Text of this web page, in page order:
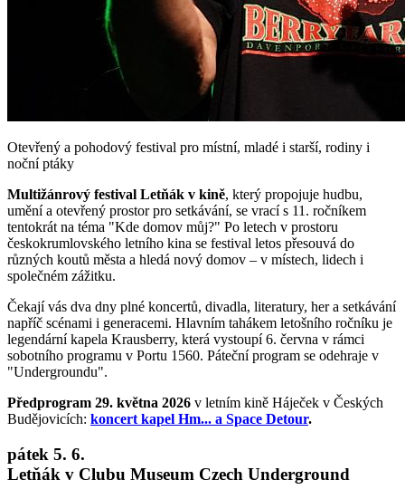
Otevřený a pohodový festival pro místní, mladé i starší, rodiny i
noční ptáky
Multižánrový festival Letňák v kině, který propojuje hudbu,
umění a otevřený prostor pro setkávání, se vrací s 11. ročníkem
tentokrát na téma "Kde domov můj?" Po letech v prostoru
českokrumlovského letního kina se festival letos přesouvá do
různých koutů města a hledá nový domov – v místech, lidech i
společném zážitku.
Čekají vás dva dny plné koncertů, divadla, literatury, her a setkávání
napříč scénami i generacemi. Hlavním tahákem letošního ročníku je
legendární kapela Krausberry, která vystoupí 6. června v rámci
sobotního programu v Portu 1560. Páteční program se odehraje v
"Undergroundu".
Předprogram 29. května 2026 v letním kině Háječek v Českých
Budějovicích: koncert kapel Hm... a Space Detour.
pátek 5. 6.
Letňák v Clubu Museum Czech Underground